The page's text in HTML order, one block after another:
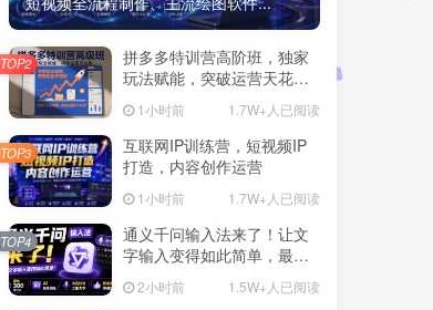
拼多多特训营高阶班，独家
玩法赋能，突破运营天花板
1小时前 1.7W+人已阅读
TOP2
互联网IP训练营，短视频IP
打造，内容创作运营
1小时前 1.7W+人已阅读
TOP3
通义千问输入法来了！让文
字输入变得如此简单，最快
300字/分，AI自动润色，说
话秒变工整文字
2小时前 1.5W+人已阅读
TOP4